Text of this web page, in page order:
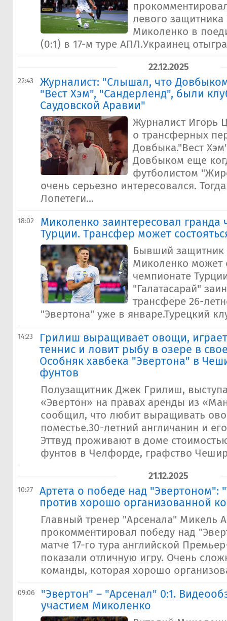
левого
Миколенко в
(0:1) в 17-м туре АПЛ.Украинец
22.12.2025
22:43
Журналист: "Слышал, что
"Вест Хэм", "Сандерленд", были
Саудовской Аравии"
Журналист Игорь
о трансферных
Довбыка."Вест
Довбыком еще
футболистом
очень серьезно интересовался.
Лопетеги...
18:02
Миколенко заинтересовал гранда
Турции. Трансфер может
Бывший
Миколенко может
чемпионате
"Галатасарай"
трансфере 26-
"Эвертона" уже в январе.Турецкий
14:23
​Грилиш выращивает овощи,
теннис и ловит рыбу в озере в
Особняк хавбека "Эвертона" в
фунтов
Полузащитник Джек Грилиш,
«Эвертон» на правах аренды из
сообщил, что любит выращивать
поместье.30-летний англичанин и
Эттвуд проживают в доме
фунтов в Челфорде, графство
21.12.2025
10:27
Артета о победе над "Эвертоном":
против хорошо организованной
Главный тренер "Арсенала" Микель
прокомментировал победу над
матче 17-го тура английской
показали отличную игру. Очень
команды, которая хорошо
09:06
"Эвертон" – "Арсенал" 0:1.
участием Миколенко